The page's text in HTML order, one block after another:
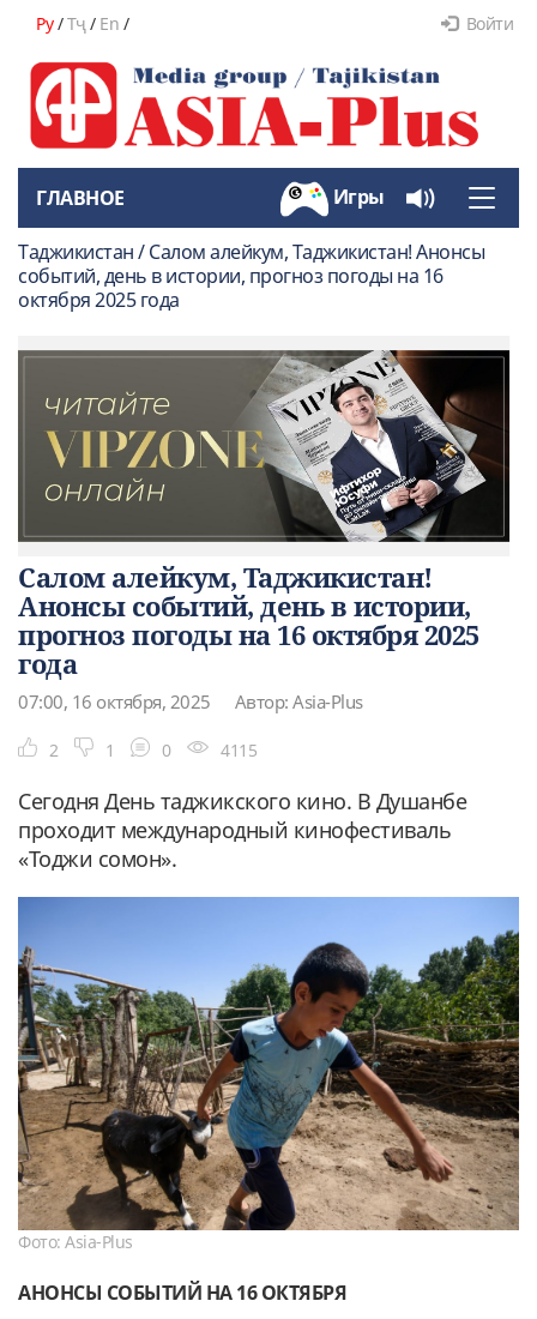
Ру/Тҷ/ En / Войти
Toggle
ГЛАВНОЕ Игры
Таджикистан / Салом алейкум, Таджикистан! Анонсы
событий, день в истории, прогноз погоды на 16
октября 2025 года
Салом алейкум, Таджикистан!
Анонсы событий, день в истории,
прогноз погоды на 16 октября 2025
года
07:00, 16 октября, 2025 Автор: Asia-Plus
2 1 0 4115
Сегодня День таджикского кино. В Душанбе
проходит международный кинофестиваль
«Тоджи сомон».
Фото: Asia-Plus
АНОНСЫ СОБЫТИЙ НА 16 ОКТЯБРЯ